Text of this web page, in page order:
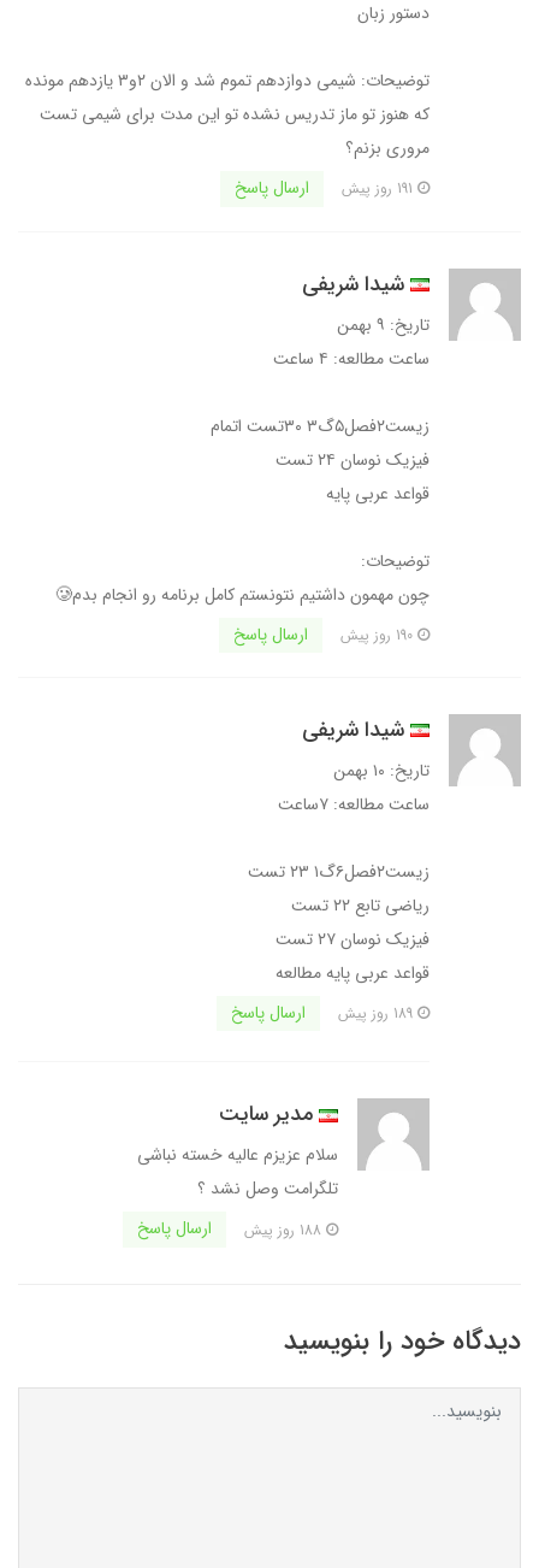
دستور زبان
توضیحات: شیمی دوازدهم تموم شد و الان ۲و۳ یازدهم مونده
که هنوز تو ماز تدریس نشده تو این مدت برای شیمی تست
مروری بزنم؟
ارسال پاسخ
شیدا شریفی
تاریخ: ۹ بهمن
ساعت مطالعه: ۴ ساعت
زیست۲فصل۵گ۳ ۳۰تست اتمام
فیزیک نوسان ۲۴ تست
قواعد عربی پایه
توضیحات:
چون مهمون داشتیم نتونستم کامل برنامه رو انجام بدم🥲
ارسال پاسخ
شیدا شریفی
تاریخ: ۱۰ بهمن
ساعت مطالعه: ۷ساعت
زیست۲فصل۶گ۱ ۲۳ تست
ریاضی تابع ۲۲ تست
فیزیک نوسان ۲۷ تست
قواعد عربی پایه مطالعه
ارسال پاسخ
مدیر سایت
سلام عزیزم عالیه خسته نباشی
تلگرامت وصل نشد ؟
ارسال پاسخ
دیدگاه خود را بنویسید